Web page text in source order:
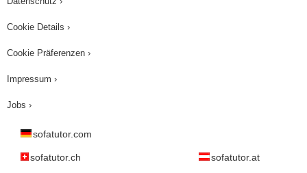
Würfels. Wenn wir annehmen, dass die
Würfelseite eine Länge von 1 hat, ist der Abstand
beiden roten Punkte im unteren Quadrat. Das
Cookie Details ›
Cookie Präferenzen ›
Impressum ›
Jobs ›
sofatutor.com
sofatutor.ch sofatutor.at